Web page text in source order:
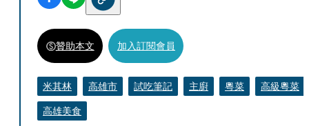
贊助本文 加入訂閱會員
米其林 高雄市 試吃筆記 主廚 粵菜
高級粵菜
高雄美食